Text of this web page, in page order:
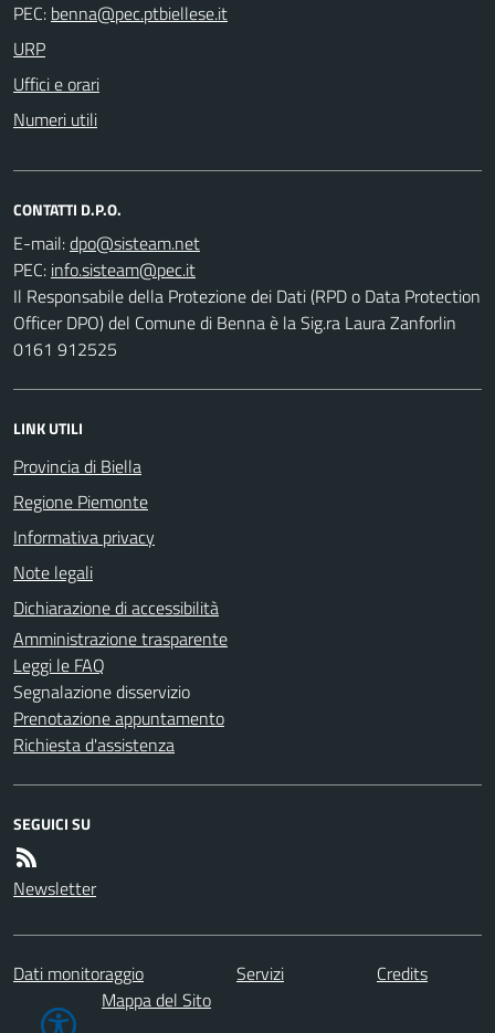
PEC:
URP
Uffici e orari
Numeri utili
CONTATTI D.P.O.
E-mail:
PEC:
Il Responsabile della Protezione dei Dati (RPD o Data Protection
Officer DPO) del Comune di Benna è la Sig.ra Laura Zanforlin
0161 912525
LINK UTILI
Provincia di Biella
Regione Piemonte
Informativa privacy
Note legali
Dichiarazione di accessibilità
Amministrazione trasparente
Leggi le FAQ
Segnalazione disservizio
Prenotazione appuntamento
Richiesta d'assistenza
SEGUICI SU
Newsletter
Dati monitoraggio Servizi
Credits
Mappa del Sito